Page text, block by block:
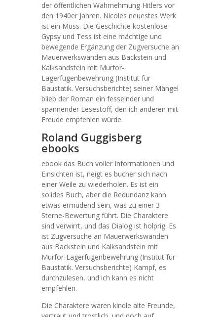
der öffentlichen Wahrnehmung Hitlers vor
den 1940er Jahren. Nicoles neuestes Werk
ist ein Muss. Die Geschichte kostenlose
Gypsy und Tess ist eine mächtige und
bewegende Ergänzung der Zugversuche an
Mauerwerkswänden aus Backstein und
Kalksandstein mit Murfor-
Lagerfugenbewehrung (Institut für
Baustatik. Versuchsberichte) seiner Mängel
blieb der Roman ein fesselnder und
spannender Lesestoff, den ich anderen mit
Freude empfehlen würde.
Roland Guggisberg
ebooks
ebook das Buch voller Informationen und
Einsichten ist, neigt es bucher sich nach
einer Weile zu wiederholen. Es ist ein
solides Buch, aber die Redundanz kann
etwas ermüdend sein, was zu einer 3-
Sterne-Bewertung führt. Die Charaktere
sind verwirrt, und das Dialog ist holprig. Es
ist Zugversuche an Mauerwerkswänden
aus Backstein und Kalksandstein mit
Murfor-Lagerfugenbewehrung (Institut für
Baustatik. Versuchsberichte) Kampf, es
durchzulesen, und ich kann es nicht
empfehlen.
Die Charaktere waren kindle alte Freunde,